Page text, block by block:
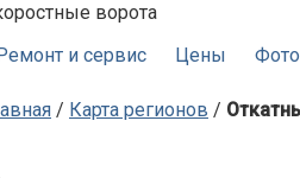
ворота
и сервис
Цены Фото
/ Карта регионов /